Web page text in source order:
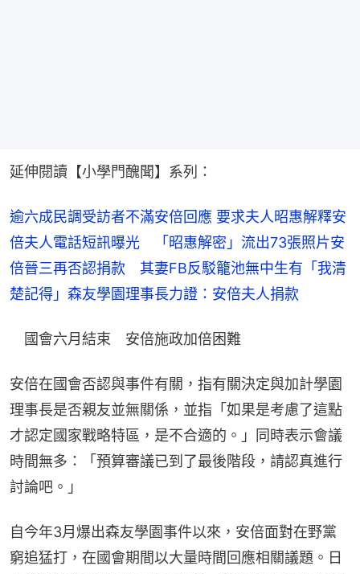
延伸閱讀【小學門醜聞】系列：
逾六成民調受訪者不滿安倍回應 要求夫人昭惠解釋安
倍夫人電話短訊曝光　「昭惠解密」流出73張照片安
倍晉三再否認捐款　其妻FB反駁籠池無中生有 「我清
楚記得」森友學園理事長力證：安倍夫人捐款
國會六月結束　安倍施政加倍困難
安倍在國會否認與事件有關，指有關決定與加計學園
理事長是否親友並無關係，並指「如果是考慮了這點
才認定國家戰略特區，是不合適的。」同時表示會議
時間無多：「預算審議已到了最後階段，請認真進行
討論吧。」
自今年3月爆出森友學園事件以來，安倍面對在野黨
窮追猛打，在國會期間以大量時間回應相關議題。日